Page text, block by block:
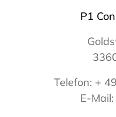
P1
Telefon: +
E-Mail: